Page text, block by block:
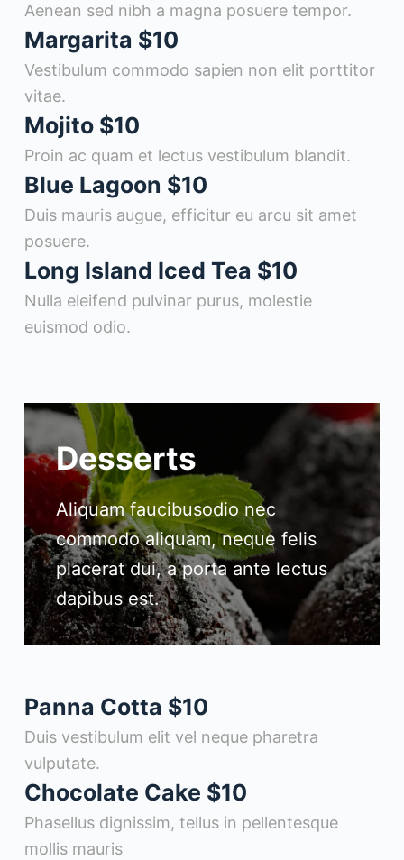
Aenean sed nibh a magna posuere tempor.
Margarita $10
Vestibulum commodo sapien non elit porttitor
vitae.
Mojito $10
Proin ac quam et lectus vestibulum blandit.
Blue Lagoon $10
Duis mauris augue, efficitur eu arcu sit amet
posuere.
Long Island Iced Tea $10
Nulla eleifend pulvinar purus, molestie
euismod odio.
Desserts
Aliquam faucibusodio nec
commodo aliquam, neque felis
placerat dui, a porta ante lectus
dapibus est.
Panna Cotta $10
Duis vestibulum elit vel neque pharetra
vulputate.
Chocolate Cake $10
Phasellus dignissim, tellus in pellentesque
mollis mauris